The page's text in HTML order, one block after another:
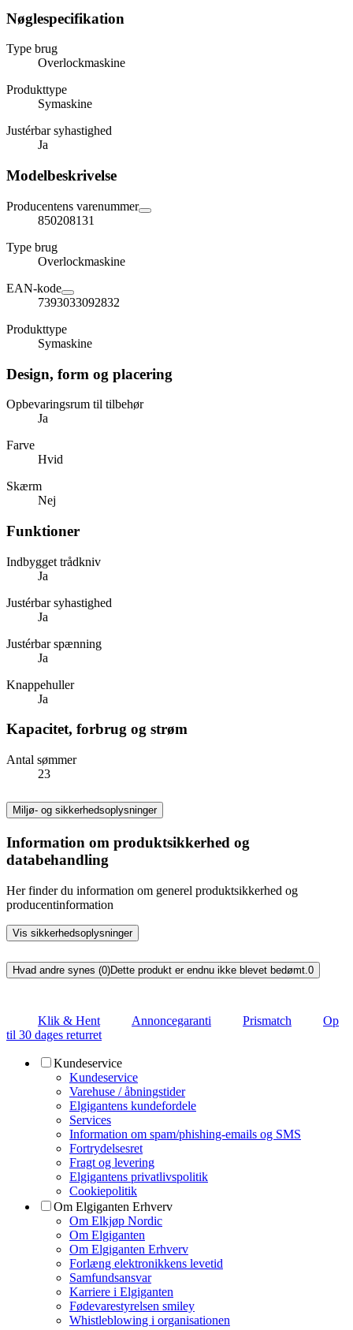
Nøglespecifikation
Type brug
Overlockmaskine
Produkttype
Symaskine
Justérbar syhastighed
Ja
Modelbeskrivelse
Producentens varenummer
850208131
Type brug
Overlockmaskine
EAN-kode
7393033092832
Produkttype
Symaskine
Design, form og placering
Opbevaringsrum til tilbehør
Ja
Farve
Hvid
Skærm
Nej
Funktioner
Indbygget trådkniv
Ja
Justérbar syhastighed
Ja
Justérbar spænning
Ja
Knappehuller
Ja
Kapacitet, forbrug og strøm
Antal sømmer
23
Miljø- og sikkerhedsoplysninger
Information om produktsikkerhed og
databehandling
Her finder du information om generel produktsikkerhed og
producentinformation
Vis sikkerhedsoplysninger
Hvad andre synes (0)Dette produkt er endnu ikke blevet bedømt. 0
Klik & Hent Annoncegaranti Prismatch
Op
til 30 dages returret
Kundeservice
Kundeservice
Varehuse / åbningstider
Elgigantens kundefordele
Services
Information om spam/phishing-emails og SMS
Fortrydelsesret
Fragt og levering
Elgigantens privatlivspolitik
Cookiepolitik
Om Elgiganten Erhverv
Om Elkjøp Nordic
Om Elgiganten
Om Elgiganten Erhverv
Forlæng elektronikkens levetid
Samfundsansvar
Karriere i Elgiganten
Fødevarestyrelsen smiley
Whistleblowing i organisationen